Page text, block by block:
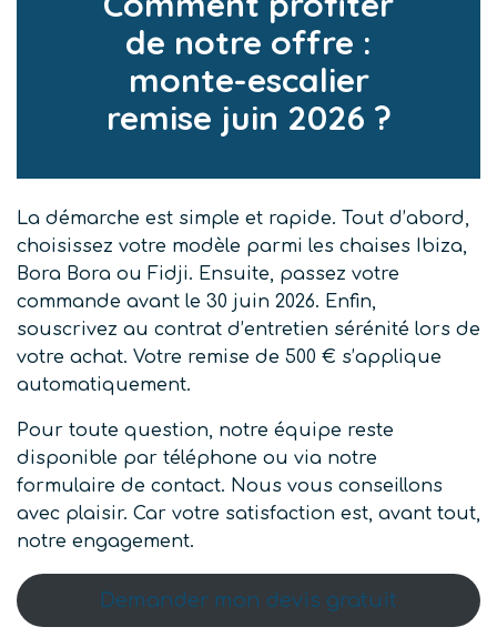
de notre offre :
monte-escalier
remise juin 2026 ?
La démarche est simple et rapide. Tout d’abord,
choisissez votre modèle parmi les chaises Ibiza,
Bora Bora ou Fidji. Ensuite, passez votre
commande avant le 30 juin 2026. Enfin,
souscrivez au contrat d’entretien sérénité lors de
votre achat. Votre remise de 500 € s’applique
automatiquement.
Pour toute question, notre équipe reste
disponible par téléphone ou via notre
formulaire de contact. Nous vous conseillons
avec plaisir. Car votre satisfaction est, avant tout,
notre engagement.
Demander mon devis gratuit